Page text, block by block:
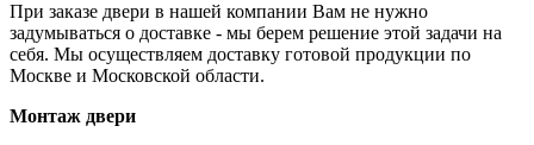
При заказе двери в нашей компании Вам не нужно
задумываться о доставке - мы берем решение этой задачи на
себя. Мы осуществляем доставку готовой продукции по
Москве и Московской области.
Монтаж двери